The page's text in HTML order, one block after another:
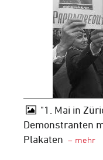
"1. Mai in
Demonstranten
Plakaten